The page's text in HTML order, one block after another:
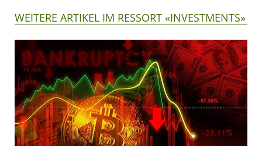
WEITERE ARTIKEL IM RESSORT «INVESTMENTS»